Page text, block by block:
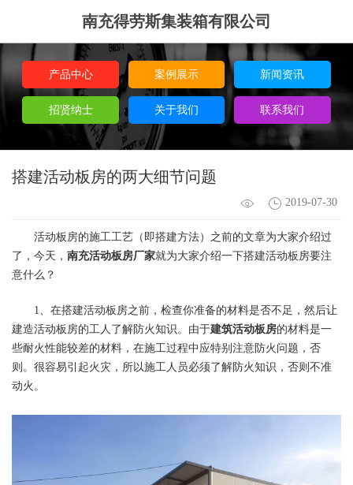
南充得劳斯集装箱有限公司
产品中心 案例展示 新闻资讯
招贤纳士 关于我们 联系我们
搭建活动板房的两大细节问题
2019-07-30
活动板房的施工工艺（即搭建方法）之前的文章为大家介绍过
了，今天， 南充活动板房厂家就为大家介绍一下搭建活动板房要注
意什么？
1、在搭建活动板房之前，检查你准备的材料是否不足，然后让
建造活动板房的工人了解防火知识。由于建筑活动板房的材料是一
些耐火性能较差的材料，在施工过程中应特别注意防火问题，否
则。很容易引起火灾，所以施工人员必须了解防火知识，否则不准
动火。